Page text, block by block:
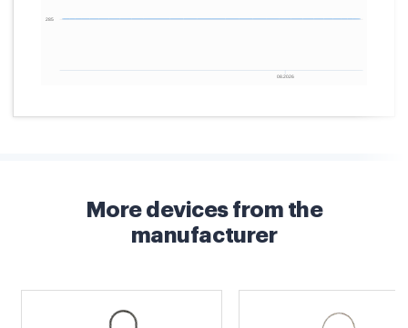
More devices from the
manufacturer